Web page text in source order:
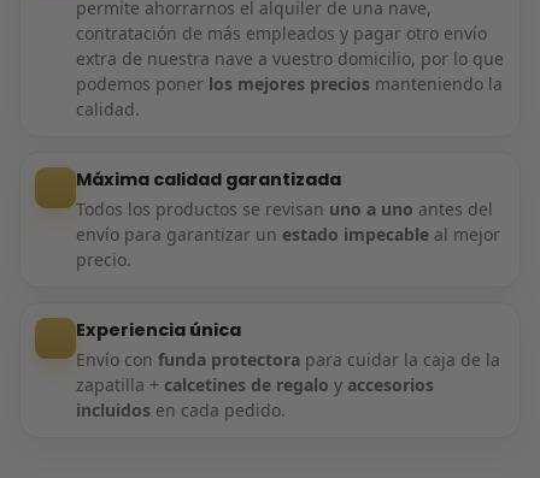
permite ahorrarnos el alquiler de una nave,
contratación de más empleados y pagar otro envío
extra de nuestra nave a vuestro domicilio, por lo que
podemos poner los mejores precios manteniendo la
calidad.
Máxima calidad garantizada
Todos los productos se revisan uno a uno antes del
envío para garantizar un estado impecableal mejor
precio.
Experiencia única
Envío con funda protectorapara cuidar la caja de la
zapatilla + calcetines de regalo y accesorios
incluidos en cada pedido.